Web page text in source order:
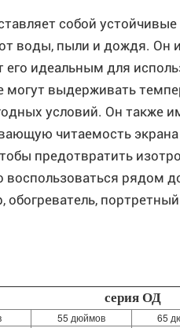
собой
воды, пыли и дождя. Он
идеальным для
выдерживать
условий. Он также
читаемость
предотвратить
рядом
серия ОД
55 дюймов 65